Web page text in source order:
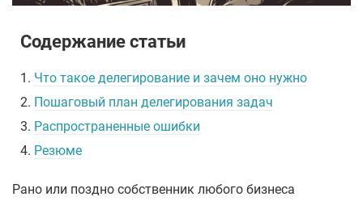
Содержание статьи
1. Что такое делегирование и зачем оно нужно
2. Пошаговый план делегирования задач
3. Распространенные ошибки
4. Резюме
Рано или поздно собственник любого бизнеса